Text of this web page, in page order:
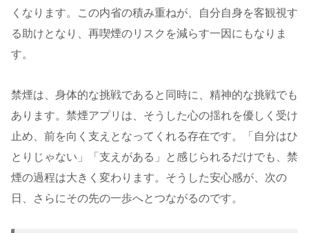
くなります。この内省の積み重ねが、自分自身を客観視す
る助けとなり、再喫煙のリスクを減らす一因にもなりま
す。
禁煙は、身体的な挑戦であると同時に、精神的な挑戦でも
あります。禁煙アプリは、そうした心の揺れを優しく受け
止め、前を向く支えとなってくれる存在です。「自分はひ
とりじゃない」「支えがある」と感じられるだけでも、禁
煙の過程は大きく変わります。そうした安心感が、次の
日、さらにその先の一歩へとつながるのです。